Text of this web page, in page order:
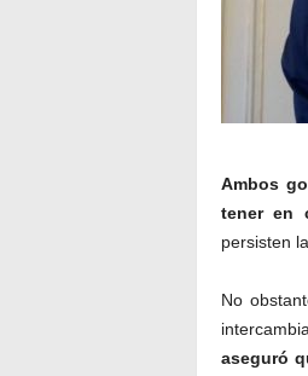
Ambos
tener en
persisten
No
aseguró